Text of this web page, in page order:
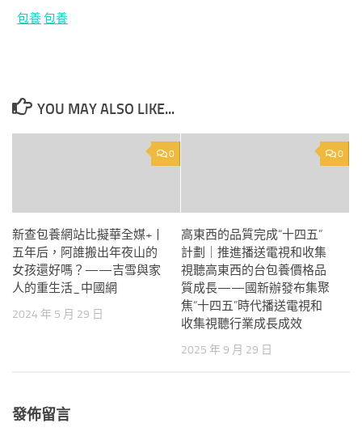
包養包養
YOU MAY ALSO LIKE...
0
新查包養網站比擬華全媒+丨
五年后，阿誰搬出年夜山的
女孩還好嗎？——吉雪與家
人的重生活_中國網
2024 年 5 月 29 日
0
高東西的品質完成“十四五”
計劃｜推進播送電視和收集
視聽高東西的台包養價格品
質成長——國新辦發布集聚
焦“十四五”時代播送電視和
收集視聽行業成長成效
2025 年 9 月 29 日
發佈留言